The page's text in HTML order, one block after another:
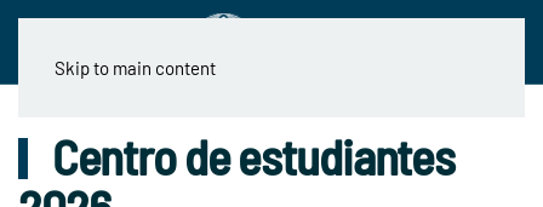
Skip to main content
Centro de estudiantes